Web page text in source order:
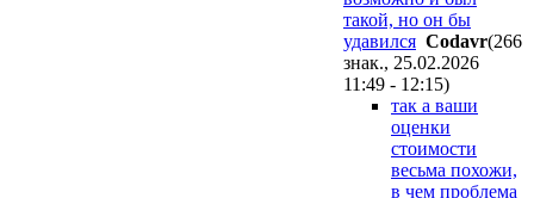
такой, но он бы
удавился Codavr(266
знак., 25.02.2026
11:49 - 12:15)
так а ваши
оценки
стоимости
весьма похожи,
в чем проблема